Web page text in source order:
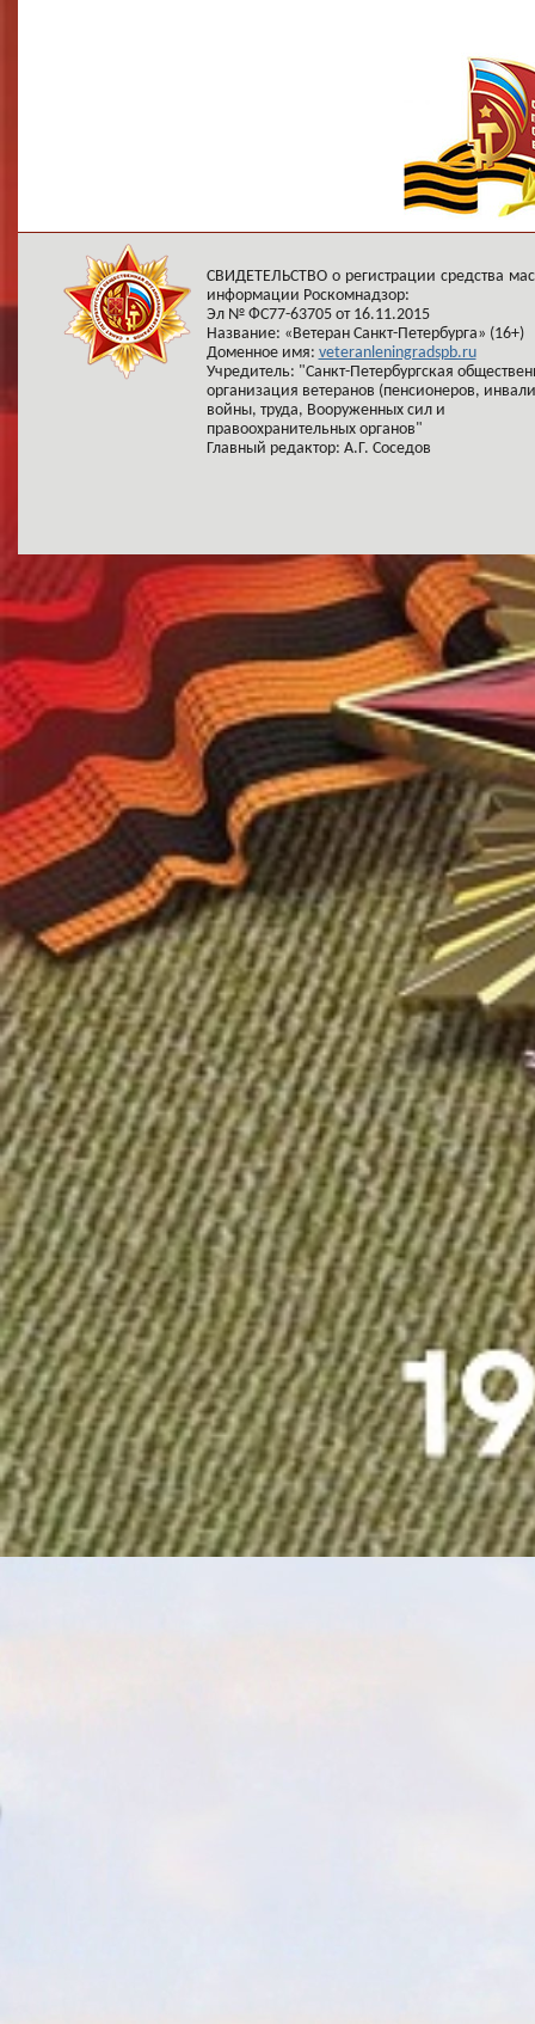
СВИДЕТЕЛЬСТВО о регистрации средства
информации Роскомнадзор:
Эл № ФС77-63705 от 16.11.2015
Название: «Ветеран Санкт-Петербурга» (16+)
Доменное имя: veteranleningradspb.ru
Учредитель: "Санкт-Петербургская
организация ветеранов (пенсионеров,
войны, труда, Вооруженных сил и
правоохранительных органов"
Главный редактор: А.Г. Соседов